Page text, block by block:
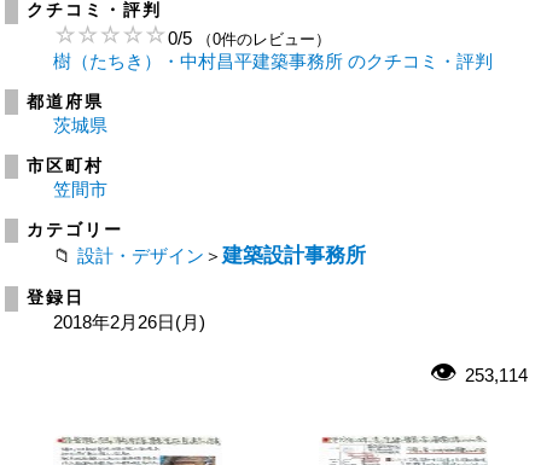
クチコミ・評判
0/5 （0件のレビュー）
樹（たちき）・中村昌平建築事務所 のクチコミ・評判
都道府県
茨城県
市区町村
笠間市
カテゴリー
設計・デザイン ＞ 建築設計事務所
登録日
2018年2月26日(月)
253,114